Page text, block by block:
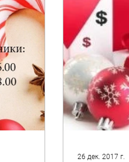
26 дек. 2017 г.